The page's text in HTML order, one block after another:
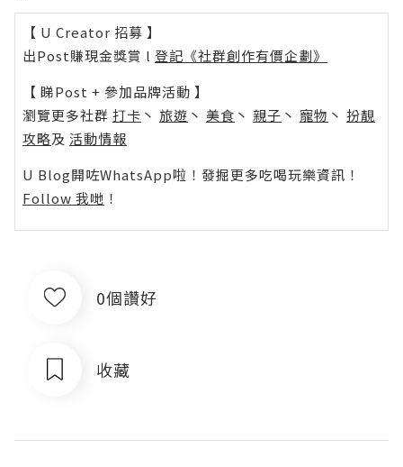
【 U Creator 招募 】
出Post賺現金獎賞 l 登記《社群創作有價企劃》
【 睇Post + 參加品牌活動 】
瀏覽更多社群 打卡 丶 旅遊 丶 美食 丶 親子 丶 寵物 丶 扮靚
攻略及 活動情報
U Blog開咗WhatsApp啦！發掘更多吃喝玩樂資訊！
Follow 我哋 ！
0個讚好
收藏